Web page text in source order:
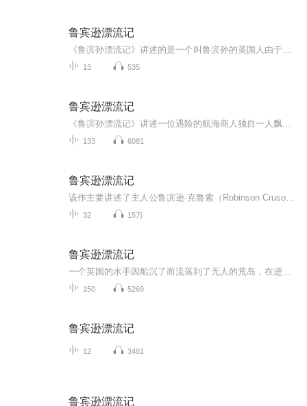
鲁宾逊漂流记
13 535
鲁宾逊漂流记
133 6081
鲁宾逊漂流记
32 15万
鲁宾逊漂流记
150 5269
鲁宾逊漂流记
12 3481
鲁宾逊漂流记